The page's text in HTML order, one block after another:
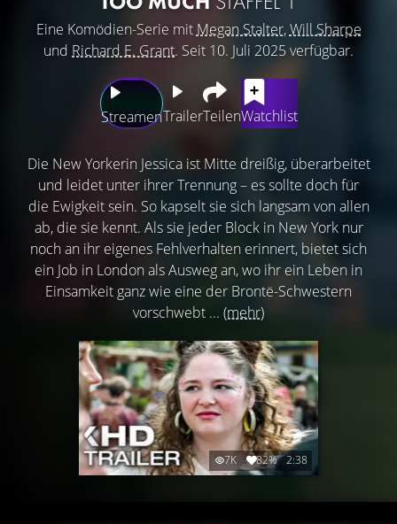
Eine Komödien-Serie mit Megan Stalter,Will Sharpe
und Richard E. Grant. Seit 10. Juli 2025 verfügbar.
StreamenTrailerTeilenWatchlist
Die New Yorkerin Jessica ist Mitte dreißig, überarbeitet
und leidet unter ihrer Trennung – es sollte doch für
die Ewigkeit sein. So kapselt sie sich langsam von allen
ab, die sie kennt. Als sie jeder Block in New York nur
noch an ihr eigenes Fehlverhalten erinnert, bietet sich
ein Job in London als Ausweg an, wo ihr ein Leben in
Einsamkeit ganz wie eine der Brontë-Schwestern
vorschwebt ... (mehr)
7K 82% 2:38